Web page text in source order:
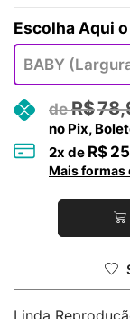
R$
no Pix,
2x de R$
Mais formas
Linda